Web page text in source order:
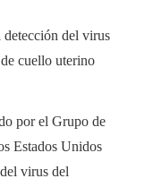
por el Grupo de
Estados Unidos
virus del